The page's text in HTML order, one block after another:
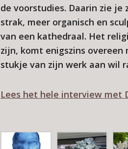
de voorstudies. Daarin zie
strak, meer organisch en
van een kathedraal. Het
zijn, komt enigszins
stukje van zijn werk aan wil
Lees het hele interview met